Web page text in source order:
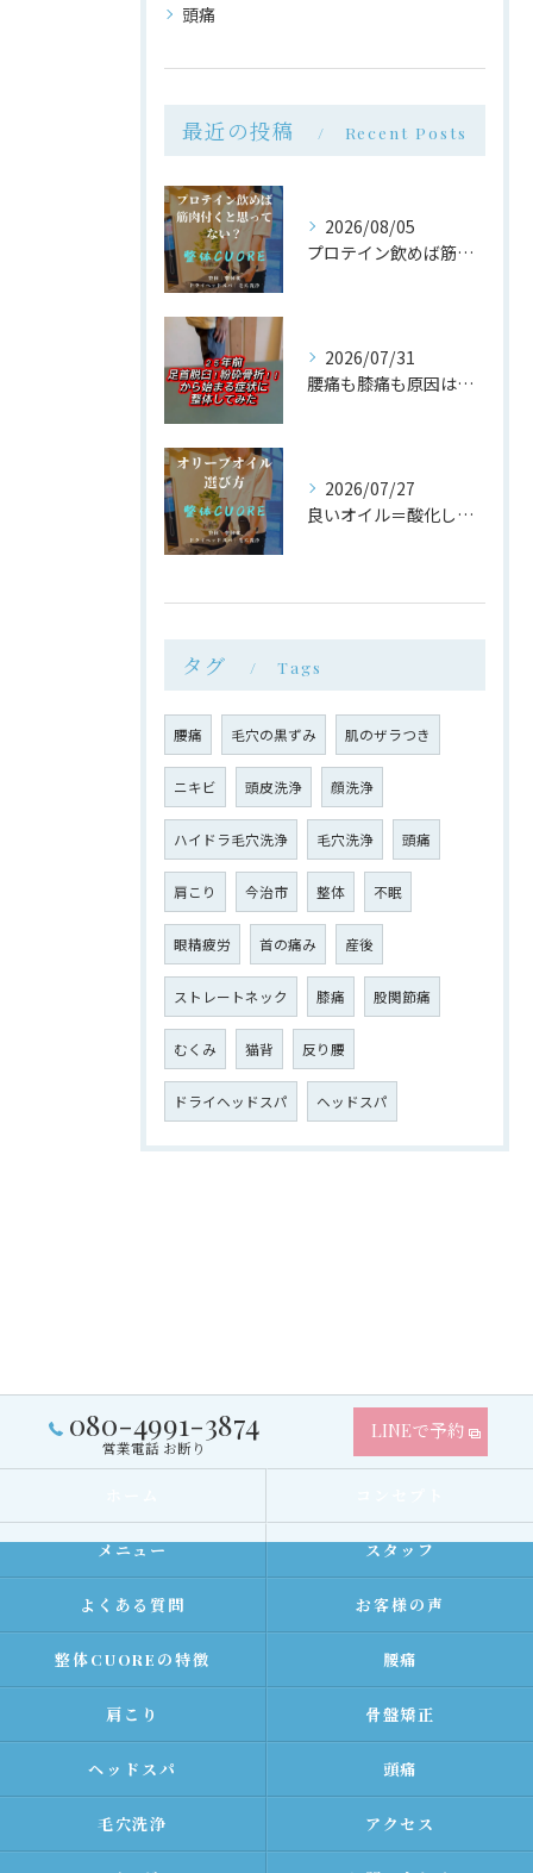
頭痛
最近の投稿 Recent Posts
2026/08/05
プロテイン飲めば筋肉付く は大間違い
2026/07/31
腰痛も膝痛も原因は同じ場所だった
2026/07/27
良いオイル＝酸化しにくいオイル
タグ Tags
腰痛 毛穴の黒ずみ 肌のザラつき
ニキビ 頭皮洗浄 顔洗浄
ハイドラ毛穴洗浄 毛穴洗浄 頭痛
肩こり 今治市 整体 不眠
眼精疲労 首の痛み 産後
ストレートネック 膝痛 股関節痛
むくみ 猫背 反り腰
ドライヘッドスパ ヘッドスパ
080-4991-3874
営業電話 お断り
LINEで予約
メニュー スタッフ
よくある質問 お客様の声
整体CUOREの特徴 腰痛
肩こり 骨盤矯正
ヘッドスパ 頭痛
毛穴洗浄 アクセス